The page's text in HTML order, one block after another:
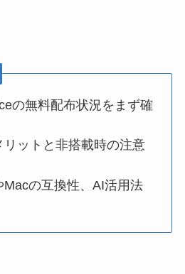
の無料配布状況をまず確
ットと非搭載時の注意
の互換性、AI活用法